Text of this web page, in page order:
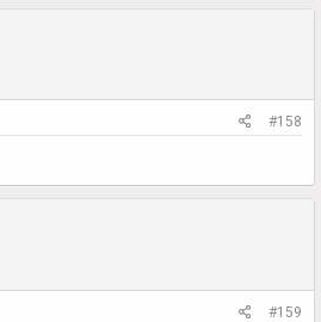
#158
#159